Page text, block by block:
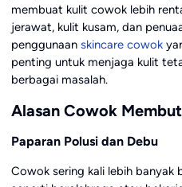
membuat kulit cowok lebih
jerawat, kulit kusam, dan
penggunaan skincare cowok
penting untuk menjaga kulit
berbagai masalah.
Alasan Cowok
Paparan Polusi dan Debu
Cowok sering kali lebih banyak